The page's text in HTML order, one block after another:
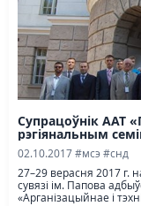
Супрацоўнік ААТ
рэгіянальным
02.10.2017#мсэ#снд
27–29 верасня 2017 г.
сувязі ім. Папова
«Арганізацыйнае і